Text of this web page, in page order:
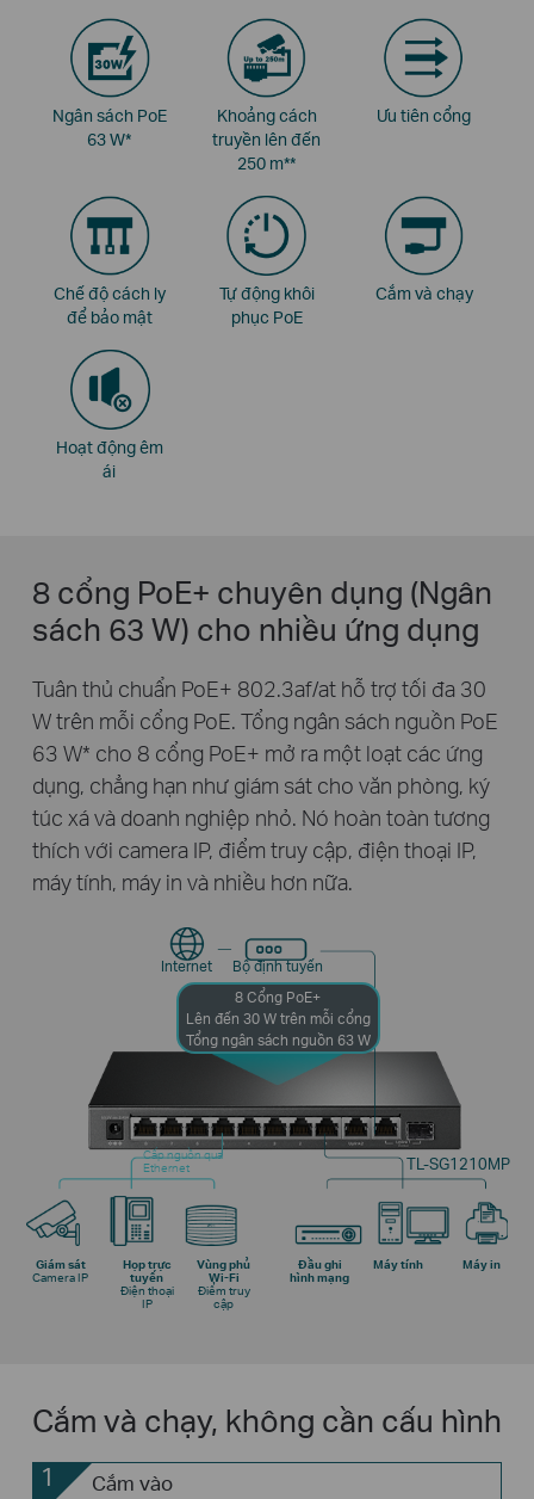
Ngân sách PoE
63 W*
Khoảng cách
truyền lên đến
250 m**
Ưu tiên cổng
Chế độ cách ly
để bảo mật
Tự động khôi
phục PoE
Cắm và chạy
Hoạt động êm
ái
8 cổng PoE+ chuyên dụng (Ngân
sách 63 W) cho nhiều ứng dụng
Tuân thủ chuẩn PoE+ 802.3af/at hỗ trợ tối đa 30
W trên mỗi cổng PoE. Tổng ngân sách nguồn PoE
63 W* cho 8 cổng PoE+ mở ra một loạt các ứng
dụng, chẳng hạn như giám sát cho văn phòng, ký
túc xá và doanh nghiệp nhỏ. Nó hoàn toàn tương
thích với camera IP, điểm truy cập, điện thoại IP,
máy tính, máy in và nhiều hơn nữa.
Giám sát
Camera IP
Họp trực
tuyến
Điện thoại
IP
Vùng phủ
Wi-Fi
Điểm truy
cập
Đầu ghi
hình mạng
Máy tính Máy in
Cấp nguồn qua
Ethernet
TL-SG1210MP
Bộ định tuyến
Internet
8 Cổng PoE+
Lên đến 30 W trên mỗi cổng
Tổng ngân sách nguồn 63 W
Cắm và chạy, không cần cấu hình
1 Cắm vào